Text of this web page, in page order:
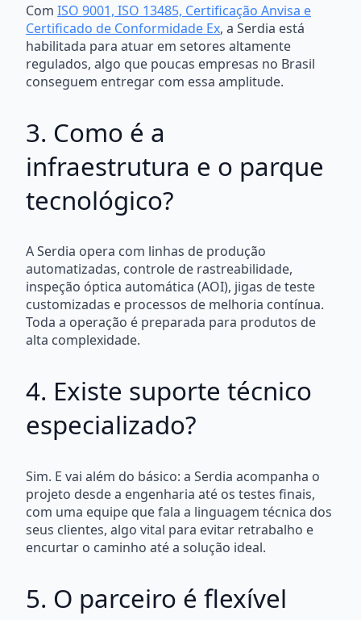
Com ISO 9001, ISO 13485, Certificação Anvisa e
Certificado de Conformidade Ex, a Serdia está
habilitada para atuar em setores altamente
regulados, algo que poucas empresas no Brasil
conseguem entregar com essa amplitude.
3. Como é a
infraestrutura e o parque
tecnológico?
A Serdia opera com linhas de produção
automatizadas, controle de rastreabilidade,
inspeção óptica automática (AOI), jigas de teste
customizadas e processos de melhoria contínua.
Toda a operação é preparada para produtos de
alta complexidade.
4. Existe suporte técnico
especializado?
Sim. E vai além do básico: a Serdia acompanha o
projeto desde a engenharia até os testes finais,
com uma equipe que fala a linguagem técnica dos
seus clientes, algo vital para evitar retrabalho e
encurtar o caminho até a solução ideal.
5. O parceiro é flexível